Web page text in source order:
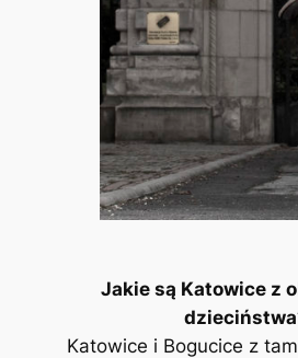
Jakie są Katowice z
Katowice i Bogucice z